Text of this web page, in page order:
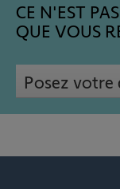
CE N'EST
QUE VOUS
Posez votre